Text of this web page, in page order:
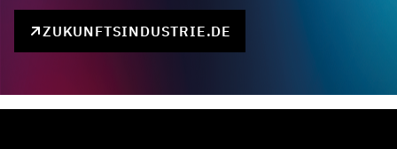
ZUKUNFTSINDUSTRIE.DE